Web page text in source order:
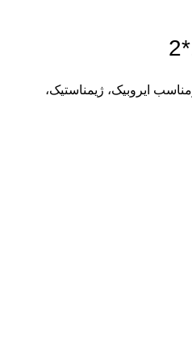
مناسب ایروبیک، ژیمناستیک،